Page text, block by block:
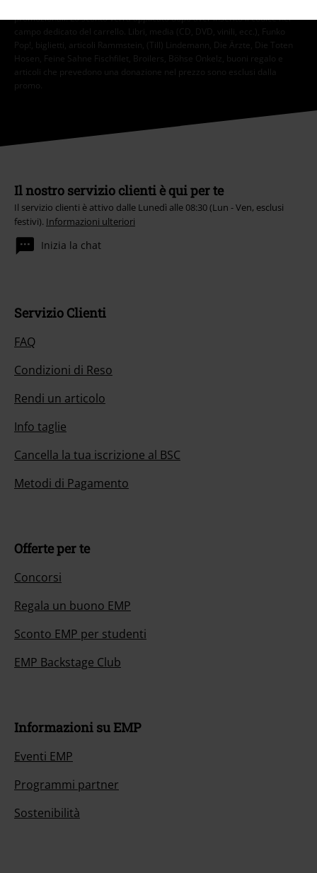
promozionali. Lo sconto verrà applicato dopo aver inserito il codice nel
campo dedicato del carrello. Libri, media (CD, DVD, vinili, ecc.), Funko
Pop!, biglietti, articoli Rammstein, (Till) Lindemann, Die Ärzte, Die Toten
Hosen, Feine Sahne Fischfilet, Broilers, Böhse Onkelz, buoni regalo e
articoli che prevedono una donazione nel prezzo sono esclusi dalla
promo.
Il nostro servizio clienti è qui per te
Il servizio clienti è attivo dalle Lunedì alle 08:30 (Lun - Ven, esclusi
festivi). Informazioni ulteriori
Inizia la chat
Servizio Clienti
FAQ
Condizioni di Reso
Rendi un articolo
Info taglie
Cancella la tua iscrizione al BSC
Metodi di Pagamento
Offerte per te
Concorsi
Regala un buono EMP
Sconto EMP per studenti
EMP Backstage Club
Informazioni su EMP
Eventi EMP
Programmi partner
Sostenibilità